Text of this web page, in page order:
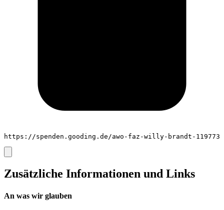
https://spenden.gooding.de/awo-faz-willy-brandt-119773
Zusätzliche Informationen und Links
An was wir glauben